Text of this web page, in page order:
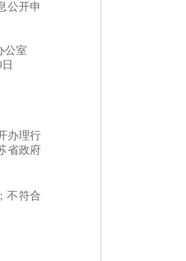
公开申
公室
10日
办理行
省政府
不符合